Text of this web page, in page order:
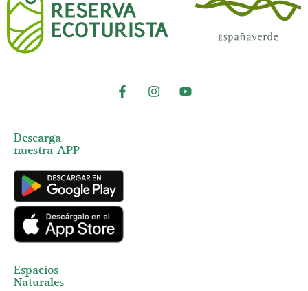
Descarga
nuestra APP
Espacios
Naturales